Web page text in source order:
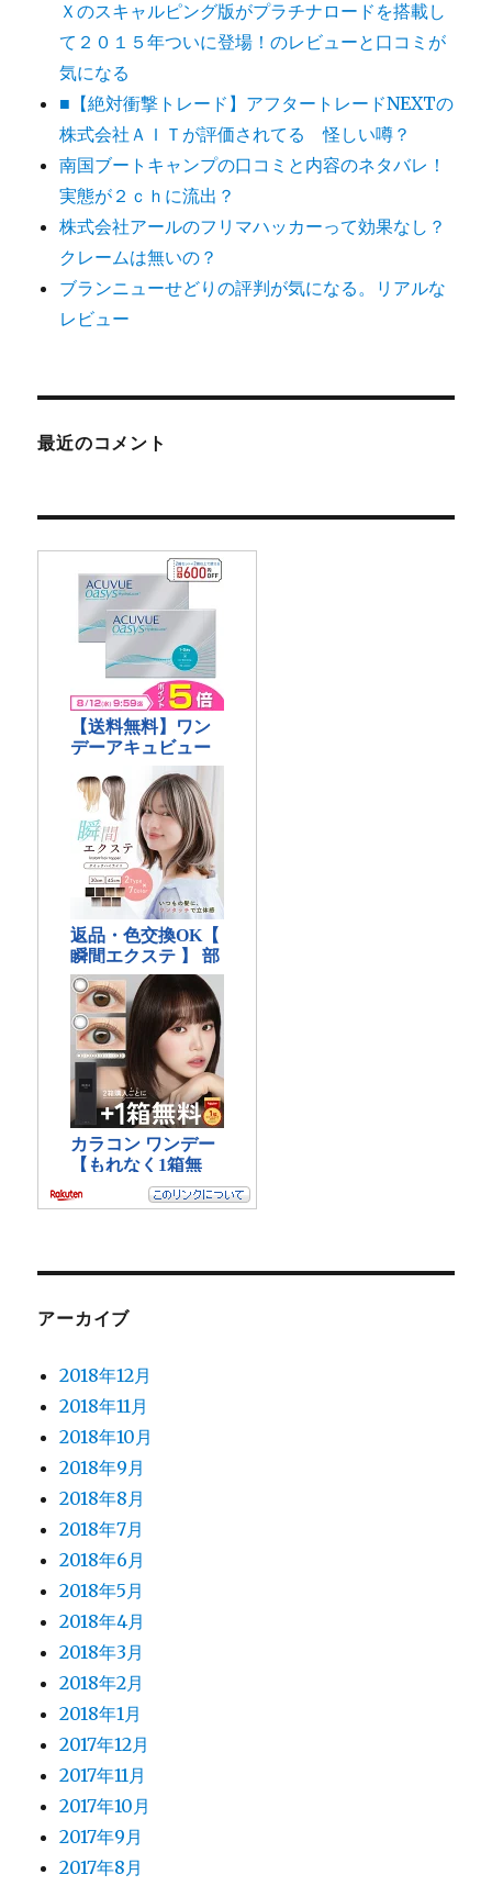
Ｘのスキャルピング版がプラチナロードを搭載し
て２０１５年ついに登場！のレビューと口コミが
気になる
■【絶対衝撃トレード】アフタートレードNEXTの
株式会社ＡＩＴが評価されてる 怪しい噂？
南国ブートキャンプの口コミと内容のネタバレ！
実態が２ｃｈに流出？
株式会社アールのフリマハッカーって効果なし？
クレームは無いの？
ブランニューせどりの評判が気になる。リアルな
レビュー
最近のコメント
アーカイブ
2018年12月
2018年11月
2018年10月
2018年9月
2018年8月
2018年7月
2018年6月
2018年5月
2018年4月
2018年3月
2018年2月
2018年1月
2017年12月
2017年11月
2017年10月
2017年9月
2017年8月